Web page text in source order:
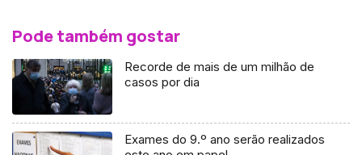
Pode também gostar
Recorde de mais de um milhão de
casos por dia
Exames do 9.º ano serão realizados